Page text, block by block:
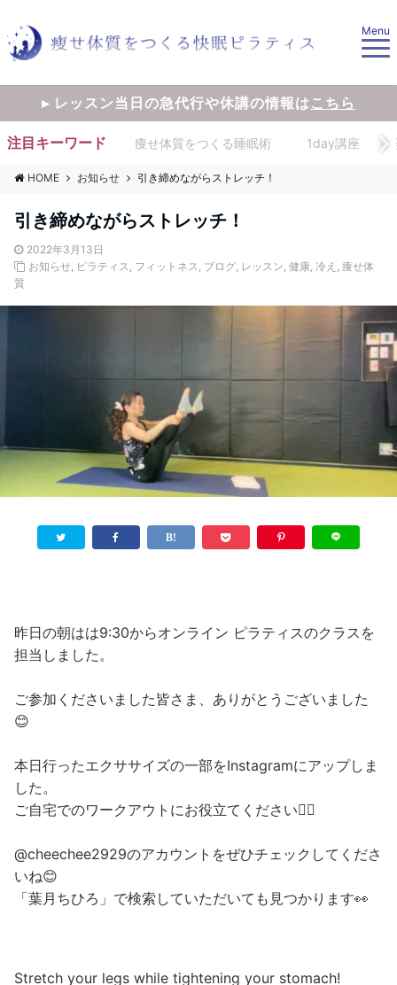
Menu
▸ レッスン当日の急代行や休講の情報はこちら
注目キーワード 痩せ体質をつくる睡眠術 1day講座
HOME お知らせ 引き締めながらストレッチ！
引き締めながらストレッチ！
2022年3月13日
お知らせ, ピラティス, フィットネス, ブログ, レッスン, 健康, 冷え , 痩せ体
質
昨日の朝はは9:30からオンライン ピラティスのクラスを
担当しました。
ご参加くださいました皆さま、ありがとうございました
😊
本日行ったエクササイズの一部をInstagramにアップしま
した。
ご自宅でのワークアウトにお役立てください🧘‍♀️
@cheechee2929のアカウントをぜひチェックしてくださ
いね😊
「葉月ちひろ」で検索していただいても見つかります👀
Stretch your legs while tightening your stomach!